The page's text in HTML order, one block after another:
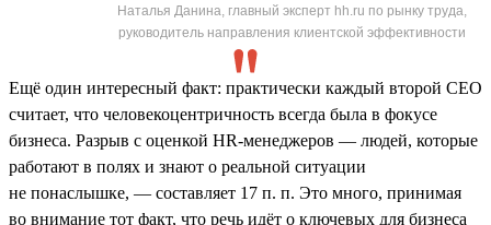
Наталья Данина, главный эксперт hh.ru по рынку труда,
руководитель направления клиентской эффективности
Ещё один интересный факт: практически каждый второй СЕО
считает, что человекоцентричность всегда была в фокусе
бизнеса. Разрыв с оценкой HR-менеджеров — людей, которые
работают в полях и знают о реальной ситуации
не понаслышке, — составляет 17 п. п. Это много, принимая
во внимание тот факт, что речь идёт о ключевых для бизнеса